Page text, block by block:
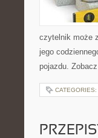
czytelnik może
jego
pojazdu.
CATEGORIES: